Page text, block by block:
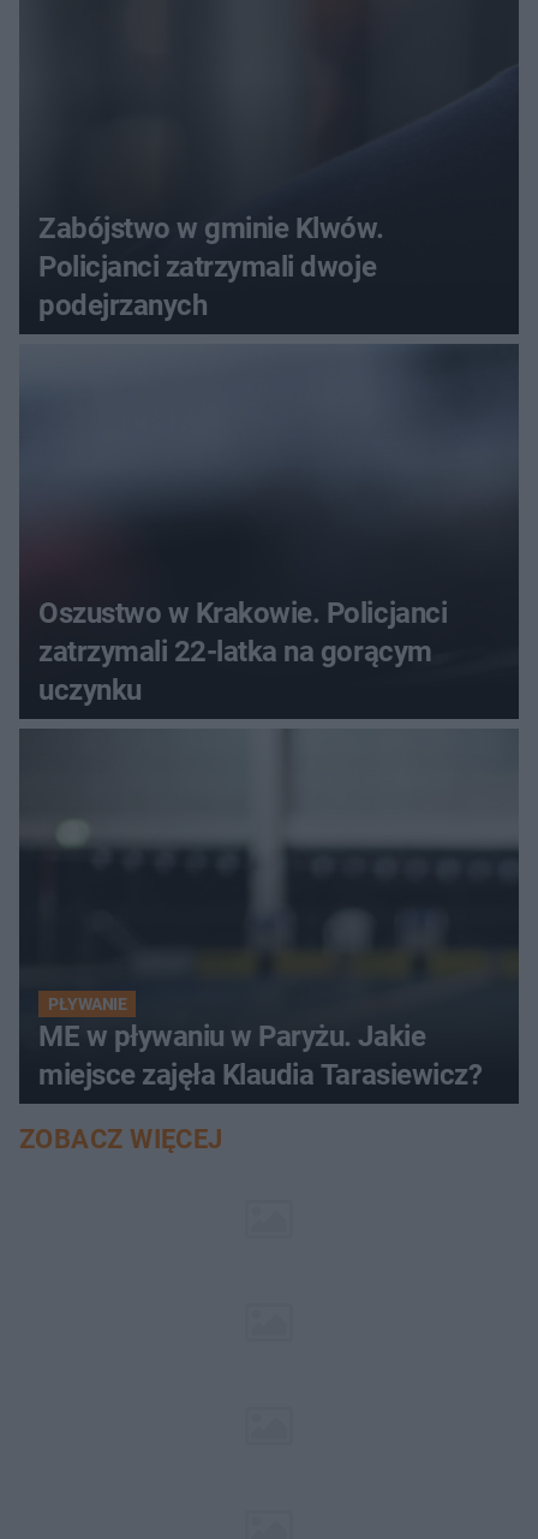
Zabójstwo w gminie Klwów.
Policjanci zatrzymali dwoje
podejrzanych
Oszustwo w Krakowie. Policjanci
zatrzymali 22-latka na gorącym
uczynku
PŁYWANIE
ME w pływaniu w Paryżu. Jakie
miejsce zajęła Klaudia Tarasiewicz?
ZOBACZ WIĘCEJ